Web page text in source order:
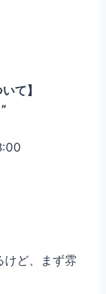
て】
けど、まず雰